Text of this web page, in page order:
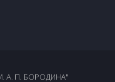
А. П. БОРОДИНА"